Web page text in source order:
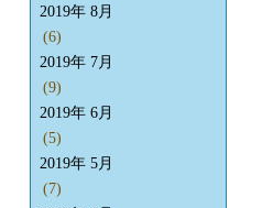
2019年 8月
(6)
2019年 7月
(9)
2019年 6月
(5)
2019年 5月
(7)